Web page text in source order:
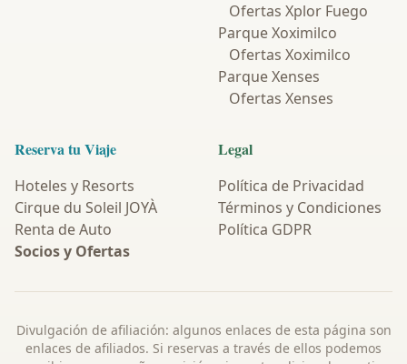
Ofertas Xplor Fuego
Parque Xoximilco
Ofertas Xoximilco
Parque Xenses
Ofertas Xenses
Reserva tu Viaje
Hoteles y Resorts
Cirque du Soleil JOYÀ
Renta de Auto
Socios y Ofertas
Legal
Política de Privacidad
Términos y Condiciones
Política GDPR
Divulgación de afiliación: algunos enlaces de esta página son
enlaces de afiliados. Si reservas a través de ellos podemos